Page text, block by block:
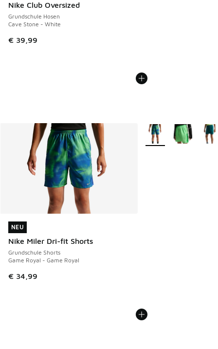
Nike Club Oversized
Grundschule Hosen
Cave Stone - White
€ 39,99
NEU
Nike Miler Dri-fit Shorts
Grundschule Shorts
Game Royal - Game Royal
€ 34,99
NEU
Weitere Farben